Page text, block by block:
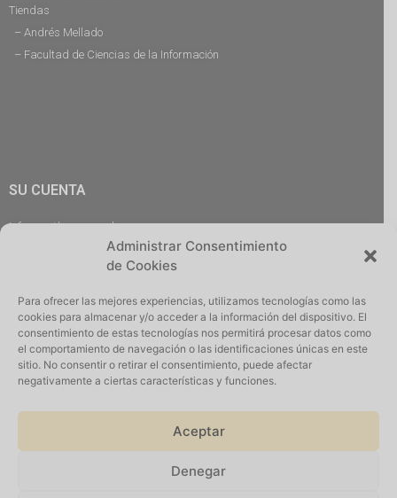
Administrar Consentimiento
de Cookies
Para ofrecer las mejores experiencias, utilizamos tecnologías como las
cookies para almacenar y/o acceder a la información del dispositivo. El
consentimiento de estas tecnologías nos permitirá procesar datos como
el comportamiento de navegación o las identificaciones únicas en este
sitio. No consentir o retirar el consentimiento, puede afectar
negativamente a ciertas características y funciones.
Aceptar
Denegar
Tiendas
– Andrés Mellado
– Facultad de Ciencias de la Información
SU CUENTA
Información personal
Cerrar Sesión
Iniciar Sesión
Suscribirse